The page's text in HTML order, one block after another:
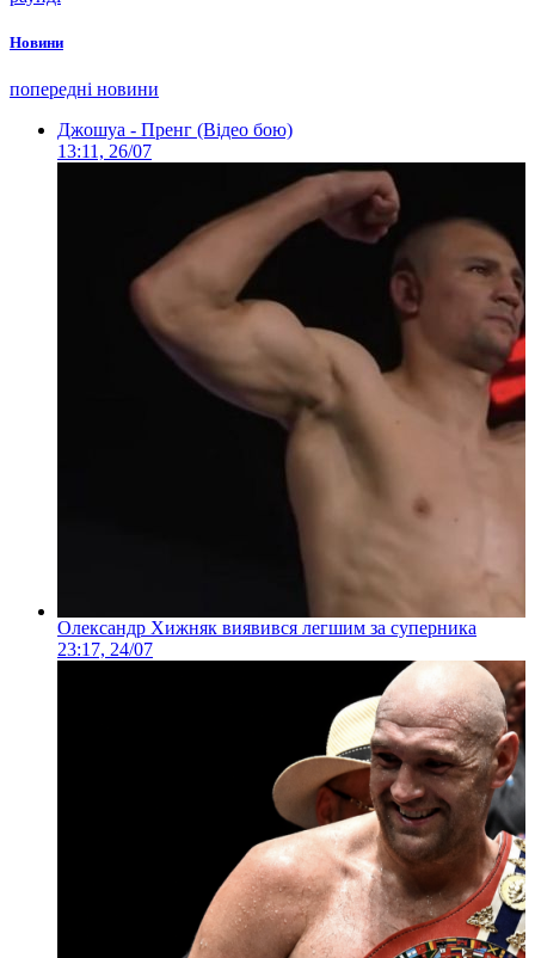
Новини
попередні новини
Джошуа - Пренг (Відео бою)
13:11, 26/07
Олександр Хижняк виявився легшим за суперника
23:17, 24/07